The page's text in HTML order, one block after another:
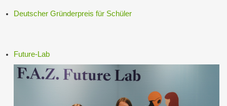
Deutscher Gründerpreis für Schüler
Future-Lab